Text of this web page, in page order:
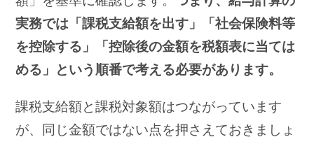
実務では「課税支給額を出す」「社会保険料等
を控除する」「控除後の金額を税額表に当ては
める」という順番で考える必要があります。
課税支給額と課税対象額はつながっています
が、同じ金額ではない点を押さえておきましょ